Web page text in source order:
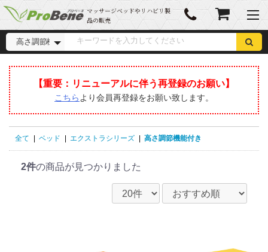
マッサージベッドやリハビリ製
品の販売
【重要：︎リニューアルに伴う再登録のお願い】
こちら より会員再登録をお願い致します。
全て ベッド エクストラシリーズ 高さ調節機能付き
2件の商品が見つかりました